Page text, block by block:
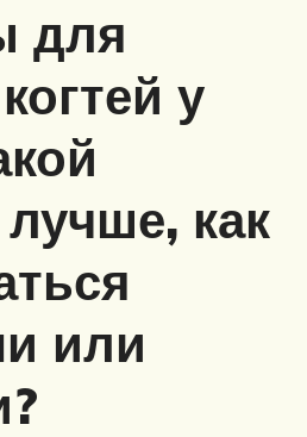
для
у
лучше, как
или